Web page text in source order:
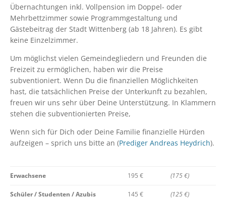
Übernachtungen inkl. Vollpension im Doppel- oder
Mehrbettzimmer sowie Programmgestaltung und
Gästebeitrag der Stadt Wittenberg (ab 18 Jahren). Es gibt
keine Einzelzimmer.
Um möglichst vielen Gemeindegliedern und Freunden die
Freizeit zu ermöglichen, haben wir die Preise
subventioniert. Wenn Du die finanziellen Möglichkeiten
hast, die tatsächlichen Preise der Unterkunft zu bezahlen,
freuen wir uns sehr über Deine Unterstützung. In Klammern
stehen die subventionierten Preise,
Wenn sich für Dich oder Deine Familie finanzielle Hürden
aufzeigen – sprich uns bitte an (Prediger Andreas Heydrich).
Erwachsene 195 € (175 €)
Schüler / Studenten / Azubis
145 € (125 €)